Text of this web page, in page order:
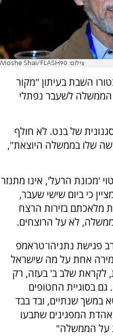
צילום: Moshe Shai/FLASH90
השבת בעיתון "מקור
לשעבר נפתלי
של בנט. לא חולף
שלו בממשלה היוצאת",
'מכונת הרעל', אינו מתנזר
כי ביום שישי שעבר,
מלאכתם בזירות הרצח
לא על הרוצחים.
פגישת נתניהו־טראמפ
אחת על מה שישראל
לקראת שלב ב' בעזה, רק
גם בסוגיית החטופים
במשך שנתיים, ובד בבד
המפגינים שתבעו
על הממשלה"